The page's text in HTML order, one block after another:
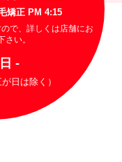
矯正 PM 4:15
で、詳しくは店舗にお
さい。
-
日は除く）